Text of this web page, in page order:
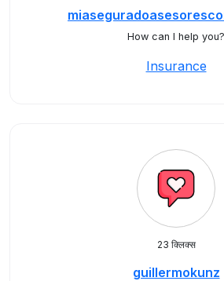
How can I help you?
Insurance
23 क्लिक्स
guillermokunz